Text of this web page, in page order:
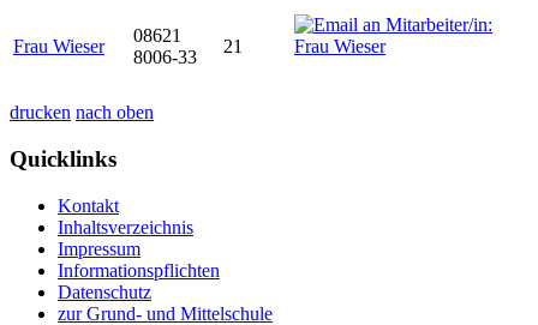
Frau Wieser
08621
8006-33
21
drucken nach oben
Quicklinks
Kontakt
Inhaltsverzeichnis
Impressum
Informationspflichten
Datenschutz
zur Grund- und Mittelschule